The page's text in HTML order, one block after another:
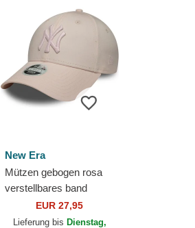
New Era
Mützen gebogen rosa
verstellbares band
9FORTY Metallic der
New York Yankees MLB
EUR 27,95
Lieferung bis Dienstag,